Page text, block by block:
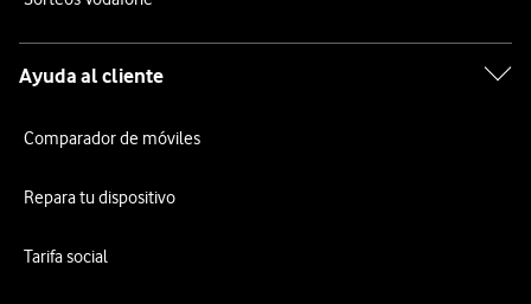
Ayuda al cliente
Comparador de móviles
Repara tu dispositivo
Tarifa social